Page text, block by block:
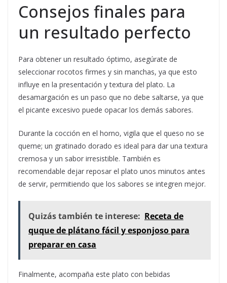
Consejos finales para
un resultado perfecto
Para obtener un resultado óptimo, asegúrate de
seleccionar rocotos firmes y sin manchas, ya que esto
influye en la presentación y textura del plato. La
desamargación es un paso que no debe saltarse, ya que
el picante excesivo puede opacar los demás sabores.
Durante la cocción en el horno, vigila que el queso no se
queme; un gratinado dorado es ideal para dar una textura
cremosa y un sabor irresistible. También es
recomendable dejar reposar el plato unos minutos antes
de servir, permitiendo que los sabores se integren mejor.
Quizás también te interese: Receta de
quque de plátano fácil y esponjoso para
preparar en casa
Finalmente, acompaña este plato con bebidas